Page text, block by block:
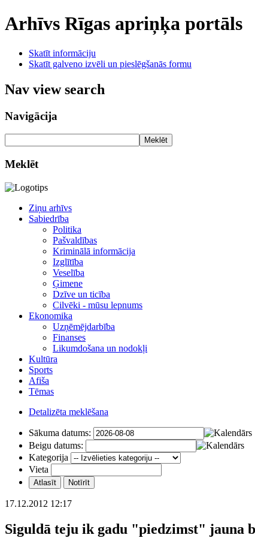
Arhīvs Rīgas apriņķa portāls
Skatīt informāciju
Skatīt galveno izvēli un pieslēgšanās formu
Nav view search
Navigācija
Meklēt
Meklēt
Ziņu arhīvs
Sabiedrība
Politika
Pašvaldības
Kriminālā informācija
Izglītība
Veselība
Ģimene
Dzīve un ticība
Cilvēki - mūsu lepnums
Ekonomika
Uzņēmējdarbība
Finanses
Likumdošana un nodokļi
Kultūra
Sports
Afiša
Tēmas
Detalizēta meklēšana
Sākuma datums:
Beigu datums:
Kategorija
Vieta
17.12.2012 12:17
Siguldā teju ik gadu "piedzimst" jauna